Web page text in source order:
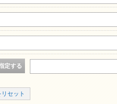
定する